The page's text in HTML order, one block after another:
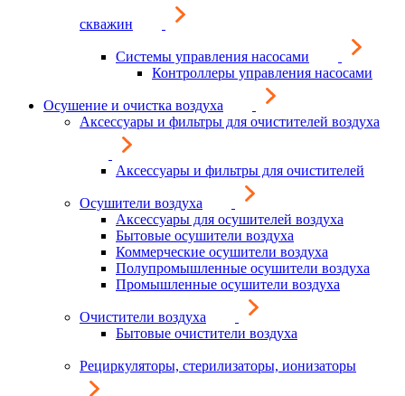
скважин
Системы управления насосами
Контроллеры управления насосами
Осушение и очистка воздуха
Аксессуары и фильтры для очистителей воздуха
Аксессуары и фильтры для очистителей
Осушители воздуха
Аксессуары для осушителей воздуха
Бытовые осушители воздуха
Коммерческие осушители воздуха
Полупромышленные осушители воздуха
Промышленные осушители воздуха
Очистители воздуха
Бытовые очистители воздуха
Рециркуляторы, стерилизаторы, ионизаторы